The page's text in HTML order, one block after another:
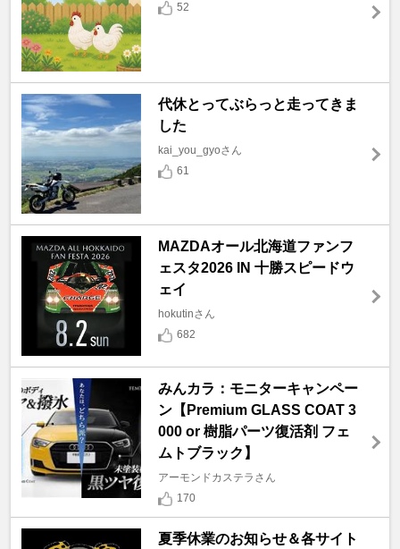
52
代休とってぶらっと走ってきま
した
kai_you_gyoさん
61
MAZDAオール北海道ファンフ
ェスタ2026 IN 十勝スピードウ
ェイ
hokutinさん
682
みんカラ：モニターキャンペー
ン【Premium GLASS COAT 3
000 or 樹脂パーツ復活剤 フェ
ムトブラック】
アーモンドカステラさん
170
夏季休業のお知らせ＆各サイト